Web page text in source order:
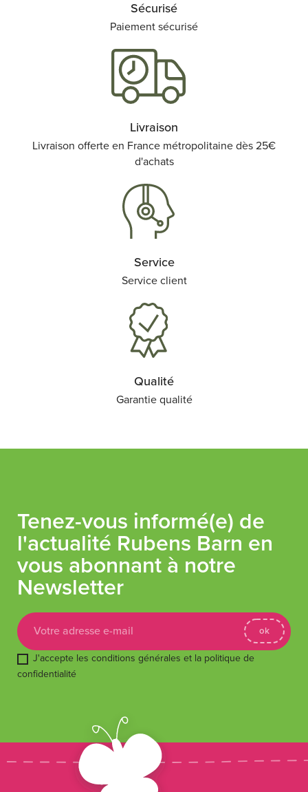
Sécurisé
Paiement sécurisé
Livraison
Livraison offerte en France métropolitaine dès 25€
d'achats
Service
Service client
Qualité
Garantie qualité
Tenez-vous informé(e) de
l'actualité Rubens Barn en
vous abonnant à notre
Newsletter
J'accepte les conditions générales et la politique de
confidentialité